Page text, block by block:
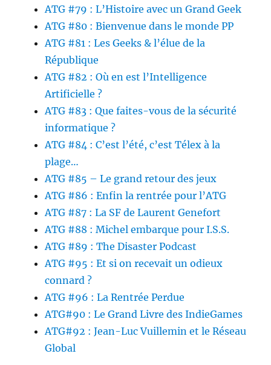
ATG #79 : L’Histoire avec un Grand Geek
ATG #80 : Bienvenue dans le monde PP
ATG #81 : Les Geeks & l’élue de la
République
ATG #82 : Où en est l’Intelligence
Artificielle ?
ATG #83 : Que faites-vous de la sécurité
informatique ?
ATG #84 : C’est l’été, c’est Télex à la
plage…
ATG #85 – Le grand retour des jeux
ATG #86 : Enfin la rentrée pour l’ATG
ATG #87 : La SF de Laurent Genefort
ATG #88 : Michel embarque pour I.S.S.
ATG #89 : The Disaster Podcast
ATG #95 : Et si on recevait un odieux
connard ?
ATG #96 : La Rentrée Perdue
ATG#90 : Le Grand Livre des IndieGames
ATG#92 : Jean-Luc Vuillemin et le Réseau
Global